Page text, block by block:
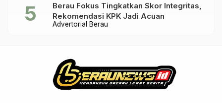
Advertorial Berau
Berau Fokus Tingkatkan Skor Integritas,
Rekomendasi KPK Jadi Acuan